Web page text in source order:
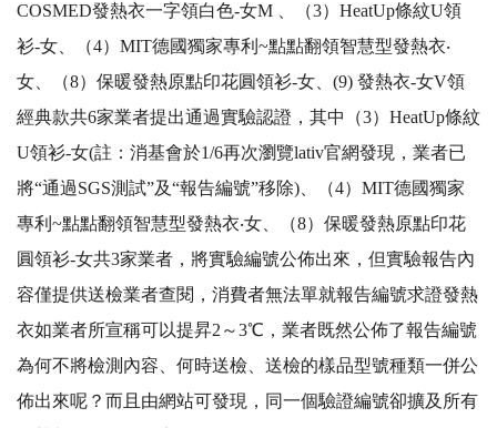
COSMED發熱衣一字領白色-女M 、（3）HeatUp條紋U領
衫-女、（4）MIT德國獨家專利~點點翻領智慧型發熱衣‧
女、（8）保暖發熱原點印花圓領衫-女、(9) 發熱衣-女V領
經典款共6家業者提出通過實驗認證，其中（3）HeatUp條紋
U領衫-女(註：消基會於1/6再次瀏覽lativ官網發現，業者已
將“通過SGS測試”及“報告編號”移除)、（4）MIT德國獨家
專利~點點翻領智慧型發熱衣‧女、（8）保暖發熱原點印花
圓領衫-女共3家業者，將實驗編號公佈出來，但實驗報告內
容僅提供送檢業者查閱，消費者無法單就報告編號求證發熱
衣如業者所宣稱可以提昇2～3℃，業者既然公佈了報告編號
為何不將檢測內容、何時送檢、送檢的樣品型號種類一併公
佈出來呢？而且由網站可發現，同一個驗證編號卻擴及所有